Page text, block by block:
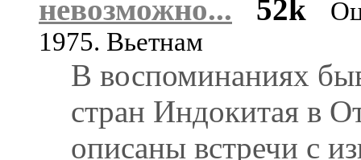
невозможно...
52k
1975. Вьетнам
В воспоминаниях
стран Индокитая в
описаны встречи с